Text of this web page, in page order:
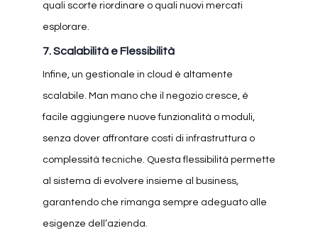
quali scorte riordinare o quali nuovi mercati
esplorare.
7.Scalabilità e Flessibilità
Infine, un gestionale in cloud è altamente
scalabile. Man mano che il negozio cresce, è
facile aggiungere nuove funzionalità o moduli,
senza dover affrontare costi di infrastruttura o
complessità tecniche. Questa flessibilità permette
al sistema di evolvere insieme al business,
garantendo che rimanga sempre adeguato alle
esigenze dell’azienda.